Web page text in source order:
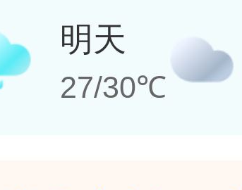
明天
27/30℃